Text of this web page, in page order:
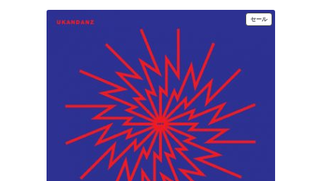
た。
す。
セール販
売